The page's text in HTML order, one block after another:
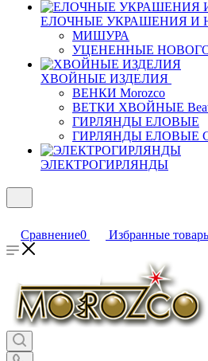
ЕЛОЧНЫЕ УКРАШЕНИЯ И
МИШУРА
УЦЕНЕННЫЕ
ХВОЙНЫЕ ИЗДЕЛИЯ
ВЕНКИ Morozco
ВЕТКИ ХВОЙНЫЕ
ГИРЛЯНДЫ ЕЛОВЫЕ
ГИРЛЯНДЫ ЕЛОВЫЕ С
ЭЛЕКТРОГИРЛЯНДЫ
Сравнение0 Избранные